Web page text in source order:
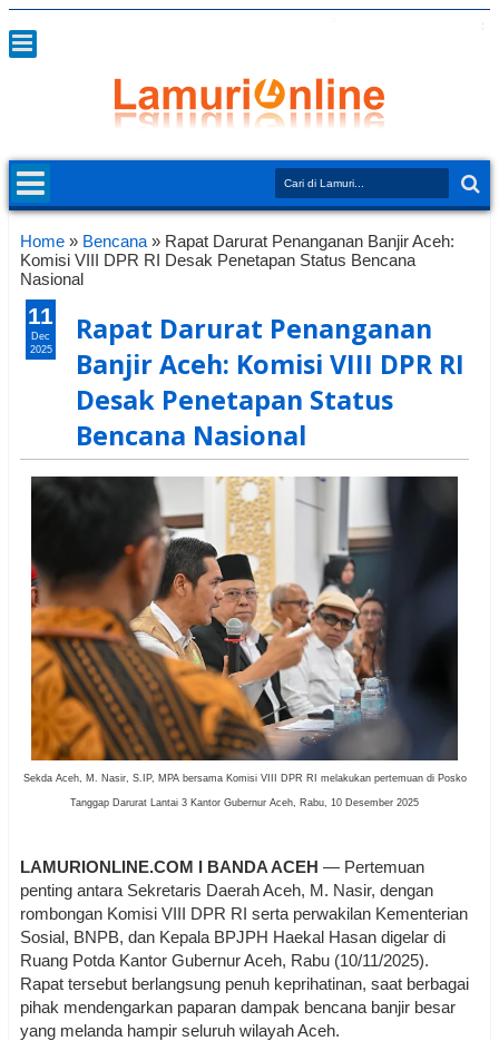
Home » Bencana » Rapat Darurat Penanganan Banjir Aceh:
Komisi VIII DPR RI Desak Penetapan Status Bencana
Nasional
Rapat Darurat Penanganan
Banjir Aceh: Komisi VIII DPR RI
Desak Penetapan Status
Bencana Nasional
Sekda Aceh, M. Nasir, S.IP, MPA bersama Komisi VIII DPR RI melakukan pertemuan di Posko
Tanggap Darurat Lantai 3 Kantor Gubernur Aceh, Rabu, 10 Desember 2025
LAMURIONLINE.COM I BANDA ACEH — Pertemuan
penting antara Sekretaris Daerah Aceh, M. Nasir, dengan
rombongan Komisi VIII DPR RI serta perwakilan Kementerian
Sosial, BNPB, dan Kepala BPJPH Haekal Hasan digelar di
Ruang Potda Kantor Gubernur Aceh, Rabu (10/11/2025).
Rapat tersebut berlangsung penuh keprihatinan, saat berbagai
pihak mendengarkan paparan dampak bencana banjir besar
yang melanda hampir seluruh wilayah Aceh.
11
Dec
2025